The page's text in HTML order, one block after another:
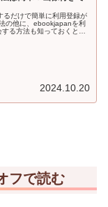
だけで簡単に利用登録が
の他に、ebookjapanを利
る方法も知っておくと安
2024.10.20
フで読む